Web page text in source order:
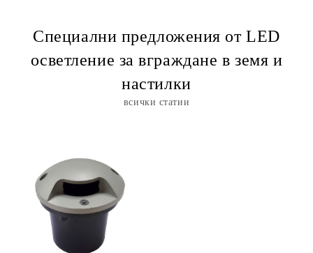
Специални предложения от LED
осветление за вграждане в земя и
настилки
всички статии